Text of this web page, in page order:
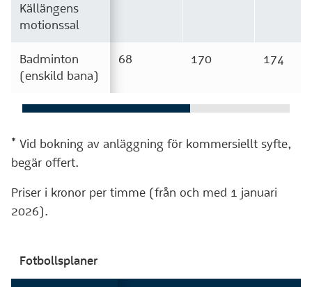
Källängens
motionssal
Badminton
(enskild bana)
68 170 174
* Vid bokning av anläggning för kommersiellt syfte,
begär offert.
Priser i kronor per timme (från och med 1 januari
2026).
Fotbollsplaner